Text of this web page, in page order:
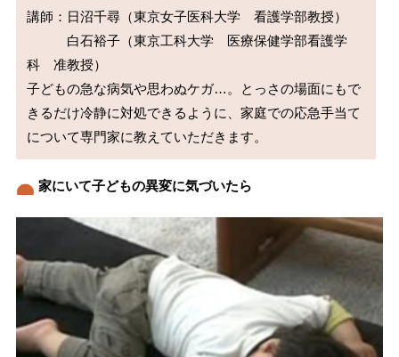
講師：日沼千尋（東京女子医科大学　看護学部教授）
白石裕子（東京工科大学　医療保健学部看護学
科　准教授）
子どもの急な病気や思わぬケガ…。とっさの場面にもで
きるだけ冷静に対処できるように、家庭での応急手当て
について専門家に教えていただきます。
家にいて子どもの異変に気づいたら